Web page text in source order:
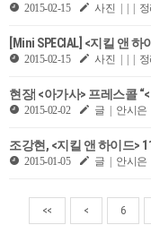
2015-02-15 사진 | | | 정
[Mini SPECIAL] <지킬 앤
2015-02-15 사진 | | |
현장| <아가사> 프레스콜
2015-02-02 글 | 안시은
조강현, <지킬 앤 하이드>
2015-01-05 글 | 안시은
<< < 6